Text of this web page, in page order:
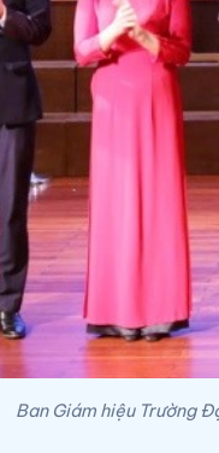
Ban Giám hiệu Trường